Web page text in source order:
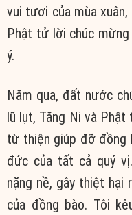
vui tươi của mùa
Phật tử lời chúc
ý.
Năm qua, đất nước
lũ lụt, Tăng Ni và
từ thiện giúp đỡ đồng
đức của tất cả quý
nặng nề, gây thiệt hại
của đồng bào. Tôi